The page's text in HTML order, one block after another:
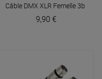
6m EasyPlugger
Câble DMX XLR Femelle 3b -
9,90 €